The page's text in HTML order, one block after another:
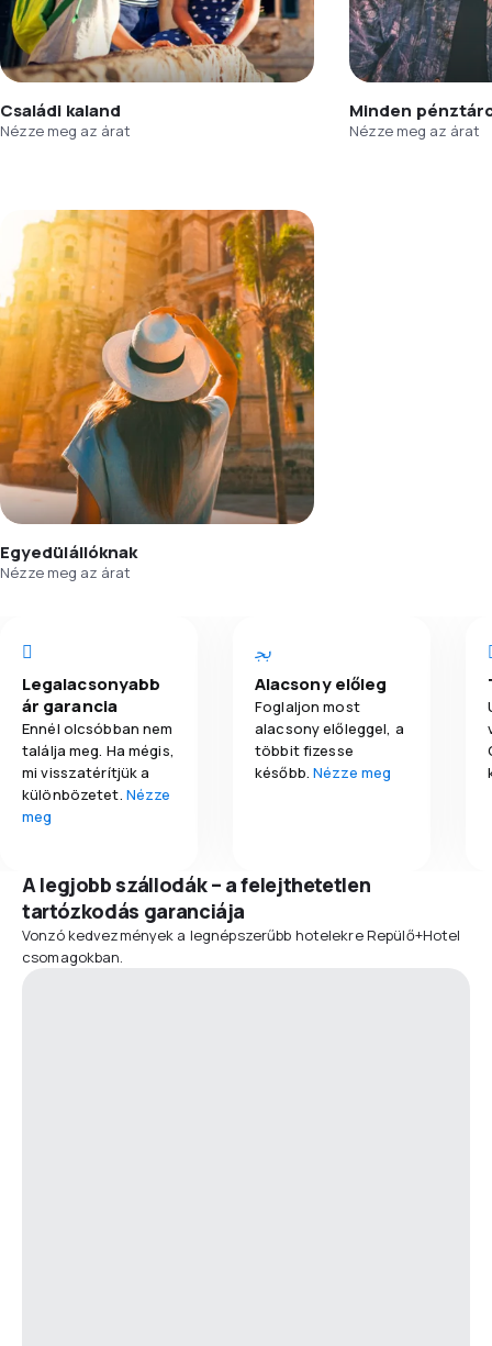
Családi kaland
Nézze meg az árat
Minden
Nézze meg az árat
Egyedülállóknak
Nézze meg az árat
Legalacsonyabb
ár garancia
Ennél olcsóbban nem
találja meg. Ha mégis,
mi visszatérítjük a
különbözetet. Nézze
meg
Alacsony előleg
Foglaljon most
alacsony előleggel, a
többit fizesse
később.Nézze meg
A legjobb szállodák – a felejthetetlen
tartózkodás garanciája
Vonzó kedvezmények a legnépszerűbb hotelekre Repülő+Hotel
csomagokban.